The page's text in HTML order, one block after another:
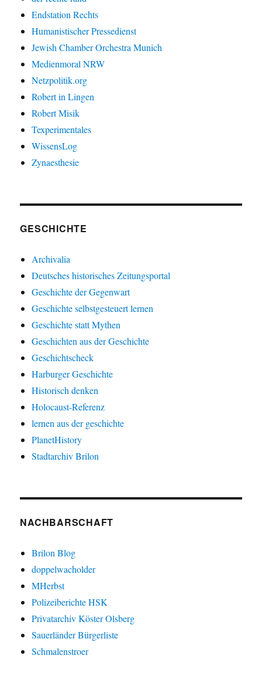
Endstation Rechts
Humanistischer Pressedienst
Jewish Chamber Orchestra Munich
Medienmoral NRW
Netzpolitik.org
Robert in Lingen
Robert Misik
Texperimentales
WissensLog
Zynaesthesie
GESCHICHTE
Archivalia
Deutsches historisches Zeitungsportal
Geschichte der Gegenwart
Geschichte selbstgesteuert lernen
Geschichte statt Mythen
Geschichten aus der Geschichte
Geschichtscheck
Harburger Geschichte
Historisch denken
Holocaust-Referenz
lernen aus der geschichte
PlanetHistory
Stadtarchiv Brilon
NACHBARSCHAFT
Brilon Blog
doppelwacholder
MHerbst
Polizeiberichte HSK
Privatarchiv Köster Olsberg
Sauerländer Bürgerliste
Schmalenstroer